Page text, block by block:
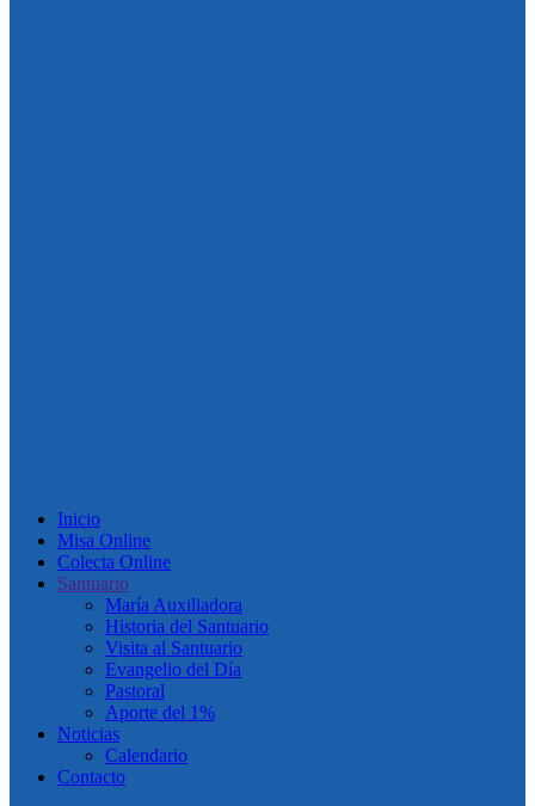
Inicio
Misa Online
Colecta Online
Santuario
María Auxiliadora
Historia del Santuario
Visita al Santuario
Evangelio del Día
Pastoral
Aporte del 1%
Noticias
Calendario
Contacto